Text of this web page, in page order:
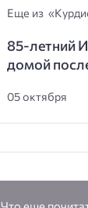
Еще из
85-летний
домой
05 октября